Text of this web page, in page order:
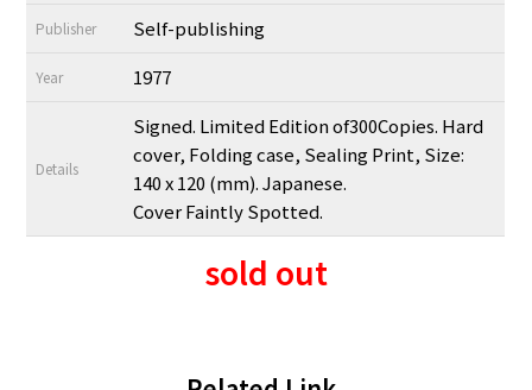
Publisher Self-publishing
Year 1977
Details
Signed. Limited Edition of300Copies. Hard
cover, Folding case, Sealing Print, Size:
140 x 120 (mm). Japanese.
Cover Faintly Spotted.
sold out